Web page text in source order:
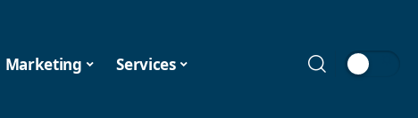
Marketing Services